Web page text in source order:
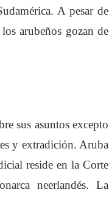
A pesar de
arubeños gozan de
sus asuntos excepto
y extradición. Aruba
reside en la Corte
neerlandés. La